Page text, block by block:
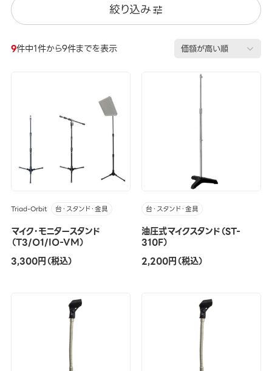
絞り込み
9件中1件から9件までを表示
Triad-Orbit 台・スタンド・金具
マイク・モニタースタンド
（T3/O1/IO-VM）
3,300円（税込）
台・スタンド・金具
油圧式マイクスタンド（ST-
310F）
2,200円（税込）